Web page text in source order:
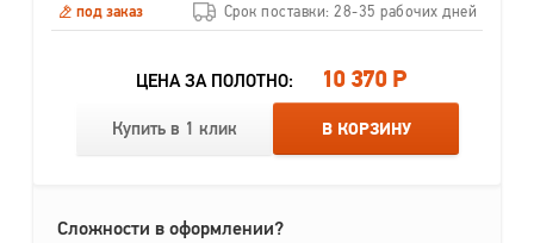
под заказ Срок поставки: 28-35 рабочих дней
ЦЕНА ЗА ПОЛОТНО: 10 370 Р
Купить в 1 клик В КОРЗИНУ
Сложности в оформлении?